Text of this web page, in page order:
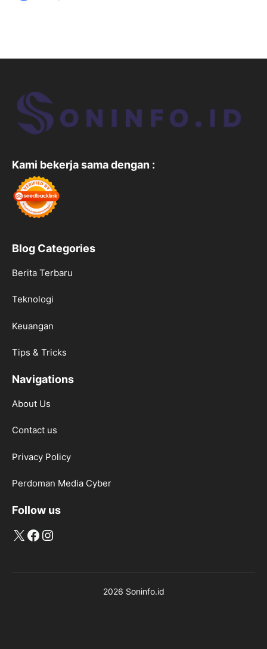
Kami bekerja sama dengan :
Blog Categories
Berita Terbaru
Teknologi
Keuangan
Tips & Tricks
Navigations
About Us
Contact us
Privacy Policy
Perdoman Media Cyber
Follow us
X Facebook
Instagram
2026 Soninfo.id